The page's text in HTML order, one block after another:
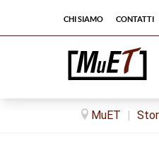
Chi siamo Contatti
MuET |